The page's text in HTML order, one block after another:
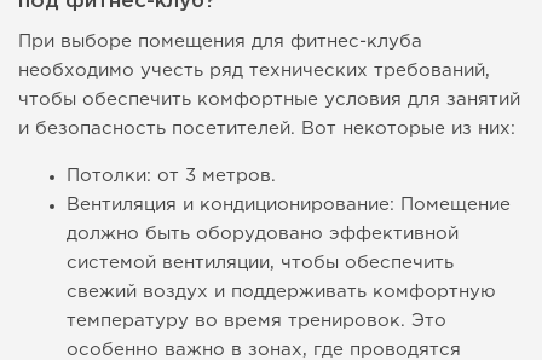
При выборе помещения для фитнес-клуба
необходимо учесть ряд технических требований,
чтобы обеспечить комфортные условия для занятий
и безопасность посетителей. Вот некоторые из них:
Потолки: от 3 метров.
Вентиляция и кондиционирование: Помещение
должно быть оборудовано эффективной
системой вентиляции, чтобы обеспечить
свежий воздух и поддерживать комфортную
температуру во время тренировок. Это
особенно важно в зонах, где проводятся